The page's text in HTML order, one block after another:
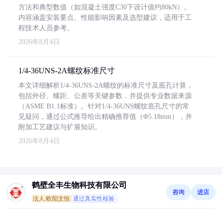
方法和典型数值（如混凝土强度C30下设计值约80kN）。
内容涵盖安装要点、性能影响因素及选型建议，适用于工
程技术人员参考。
2026年8月4日
1/4-36UNS-2A螺纹标准尺寸
本文详细解析1/4-36UNS-2A螺纹的标准尺寸及底孔计算，
包括外径、螺距、公差等关键参数，并提供专业数据来源
（ASME B1.1标准）。针对1/4-36UNS螺纹底孔尺寸的常
见疑问，通过公式推导给出精确推荐值（Φ5.18mm），并
附加工艺建议与扩展知识。
2026年8月4日
鹤壁全丰生物科技有限公司
法人:欧阳文恒 通过真实性核验
咨询 进店